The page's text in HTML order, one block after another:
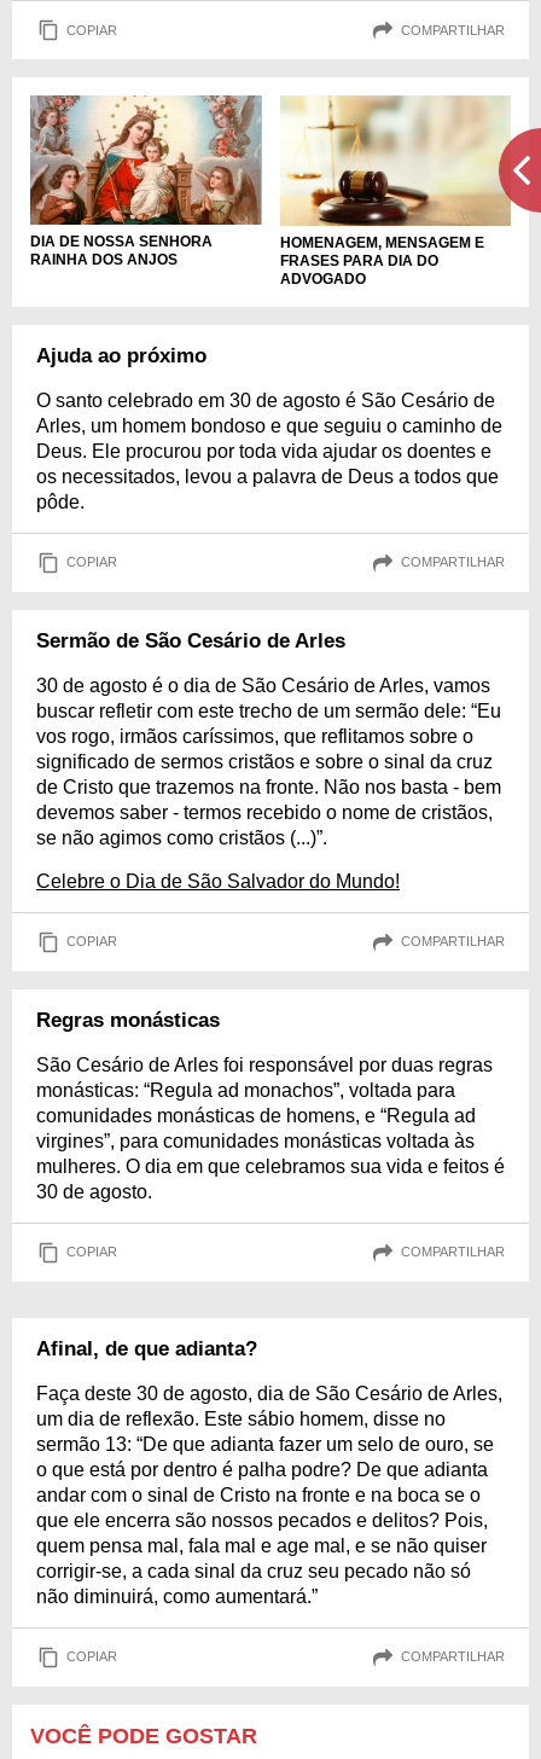
COPIAR COMPARTILHAR
DIA DE NOSSA SENHORA
RAINHA DOS ANJOS
HOMENAGEM, MENSAGEM E
FRASES PARA DIA DO
ADVOGADO
Ajuda ao próximo
O santo celebrado em 30 de agosto é São Cesário de
Arles, um homem bondoso e que seguiu o caminho de
Deus. Ele procurou por toda vida ajudar os doentes e
os necessitados, levou a palavra de Deus a todos que
pôde.
COPIAR COMPARTILHAR
Sermão de São Cesário de Arles
30 de agosto é o dia de São Cesário de Arles, vamos
buscar refletir com este trecho de um sermão dele: “Eu
vos rogo, irmãos caríssimos, que reflitamos sobre o
significado de sermos cristãos e sobre o sinal da cruz
de Cristo que trazemos na fronte. Não nos basta - bem
devemos saber - termos recebido o nome de cristãos,
se não agimos como cristãos (...)”.
Celebre o Dia de São Salvador do Mundo!
COPIAR COMPARTILHAR
Regras monásticas
São Cesário de Arles foi responsável por duas regras
monásticas: “Regula ad monachos”, voltada para
comunidades monásticas de homens, e “Regula ad
virgines”, para comunidades monásticas voltada às
mulheres. O dia em que celebramos sua vida e feitos é
30 de agosto.
COPIAR COMPARTILHAR
Afinal, de que adianta?
Faça deste 30 de agosto, dia de São Cesário de Arles,
um dia de reflexão. Este sábio homem, disse no
sermão 13: “De que adianta fazer um selo de ouro, se
o que está por dentro é palha podre? De que adianta
andar com o sinal de Cristo na fronte e na boca se o
que ele encerra são nossos pecados e delitos? Pois,
quem pensa mal, fala mal e age mal, e se não quiser
corrigir-se, a cada sinal da cruz seu pecado não só
não diminuirá, como aumentará.”
COPIAR COMPARTILHAR
VOCÊ PODE GOSTAR